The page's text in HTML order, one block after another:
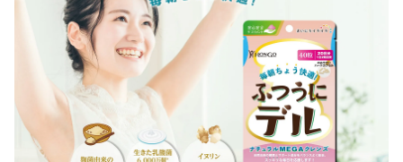
ORDER HISTORY
ショッピングガイド
SHOPPING GUIDE
当社について
ABOUT US
お知らせ